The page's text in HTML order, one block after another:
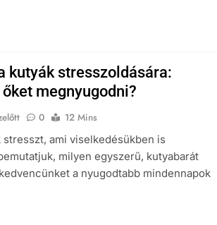
kutyák stresszoldására:
megnyugodni?
0
12 Mins
stresszt, ami viselkedésükben is
milyen egyszerű, kutyabarát
a nyugodtabb mindennapok